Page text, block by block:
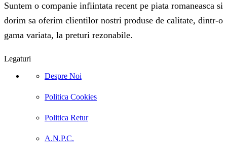
Suntem o companie infiintata recent pe piata romaneasca si
dorim sa oferim clientilor nostri produse de calitate, dintr-o
gama variata, la preturi rezonabile.
Legaturi
Despre Noi
Politica Cookies
Politica Retur
A.N.P.C.